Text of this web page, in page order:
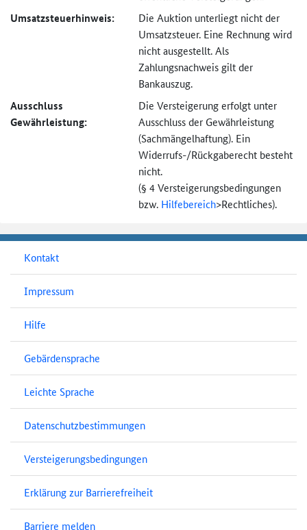
Umsatzsteuer­hinweis:
Die Auktion unterliegt nicht der
Umsatzsteuer. Eine Rechnung wird
nicht ausgestellt. Als
Zahlungsnachweis gilt der
Bankauszug.
Ausschluss
Gewährleistung:
Die Versteigerung erfolgt unter
Ausschluss der Gewährleistung
(Sachmängel­haftung). Ein
Widerrufs-/Rückgaberecht besteht
nicht.
(§ 4 Versteigerungs­bedingungen
bzw. Hilfebereich>Rechtliches).
Kontakt
Impressum
Hilfe
Gebärdensprache
Leichte Sprache
Datenschutzbestimmungen
Versteigerungsbedingungen
Erklärung zur Barrierefreiheit
Barriere melden